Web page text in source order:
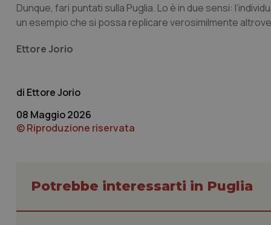
Dunque, fari puntati sulla Puglia. Lo è in due sensi:
un esempio che si possa replicare verosimilmente
Ettore Jorio
Ettore Jorio
08 Maggio 2026
© Riproduzione riservata
Potrebbe interessarti in Puglia